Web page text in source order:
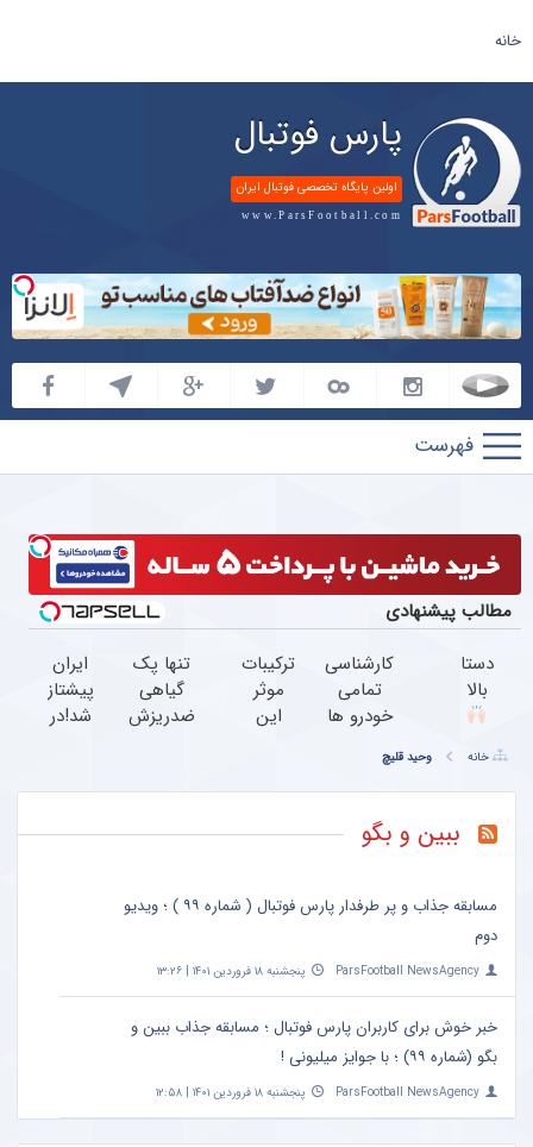
خانه
پارس فوتبال
اولین پایگاه تخصصی فوتبال ایران
www.ParsFootball.com
پارس
فوتبال
مطالب پیشنهادی
دستا
بالا
و
قدرته
این
دریل
میده
کارشناسی
تمامی
خودرو ها
1,500,000
تومان
ترکیبات
موثر
این
قطع
مجدد
تنها پک
گیاهی
ضدریزش
وزارت
ایران
پیشتاز
شد!در
مو با
خانه وحید قلیچ
ببین و بگو
مسابقه جذاب و پر طرفدار پارس فوتبال ( شماره ۹۹ ) ؛ ویدیو
دوم
ParsFootball NewsAgency پنجشنبه ۱۸ فروردین ۱۴۰۱ | ۱۳:۲۶
خبر خوش برای کاربران پارس فوتبال ؛ مسابقه جذاب ببین و
بگو (شماره ۹۹) ؛ با جوایز میلیونی !
ParsFootball NewsAgency پنجشنبه ۱۸ فروردین ۱۴۰۱ | ۱۲:۵۸